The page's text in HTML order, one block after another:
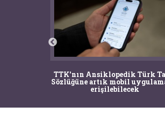
TTK'nın Ansiklopedik Türk
Sözlüğüne artık mobil
erişilebilecek